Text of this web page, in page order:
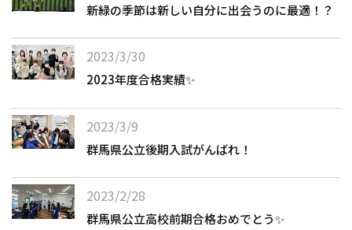
新緑の季節は新しい自分に出会うのに最適！？
2023/3/30
2023年度合格実績✨
2023/3/9
群馬県公立後期入試がんばれ！
2023/2/28
群馬県公立高校前期合格おめでとう✨